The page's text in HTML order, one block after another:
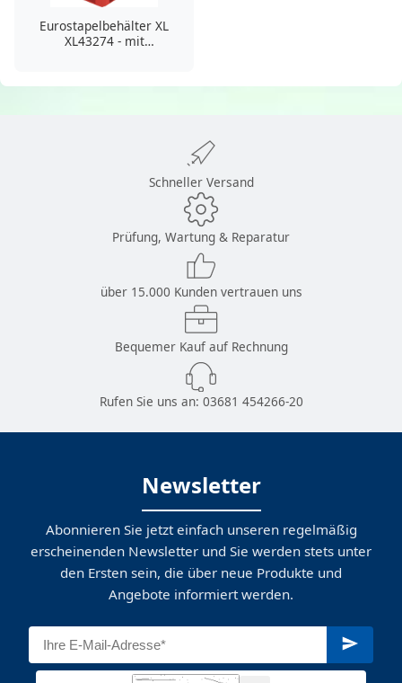
Eurostapelbehälter XL
XL43274 - mit
Schneller Versand
Prüfung, Wartung & Reparatur
über 15.000 Kunden vertrauen uns
Bequemer Kauf auf Rechnung
Rufen Sie uns an: 03681 454266-20
Newsletter
Abonnieren Sie jetzt einfach unseren regelmäßig
erscheinenden Newsletter und Sie werden stets unter
den Ersten sein, die über neue Produkte und
Angebote informiert werden.